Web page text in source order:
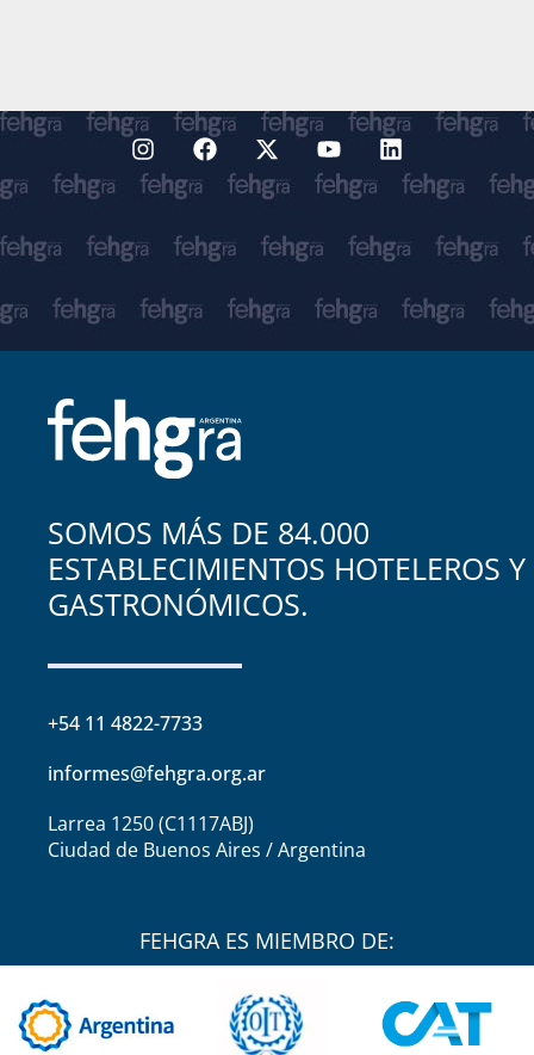
SOMOS MÁS DE 84.000
ESTABLECIMIENTOS HOTELEROS Y
GASTRONÓMICOS.
+54 11 4822-7733
informes@fehgra.org.ar
Larrea 1250 (C1117ABJ)
Ciudad de Buenos Aires / Argentina
FEHGRA ES MIEMBRO DE: